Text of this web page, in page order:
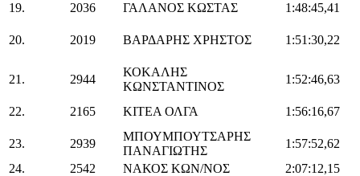
19.
2036 ΓΑΛΑΝΟΣ ΚΩΣΤΑΣ 1:48:45,41
20. 2019 ΒΑΡΔΑΡΗΣ ΧΡΗΣΤΟΣ 1:51:30,22
21. 2944
ΚΟΚΑΛΗΣ
ΚΩΝΣΤΑΝΤΙΝΟΣ
1:52:46,63
22. 2165 ΚΙΤΕΑ ΟΛΓΑ 1:56:16,67
23. 2939
ΜΠΟΥΜΠΟΥΤΣΑΡΗΣ
ΠΑΝΑΓΙΩΤΗΣ
1:57:52,62
24.
2542 ΝΑΚΟΣ ΚΩΝ/ΝΟΣ
2:07:12,15